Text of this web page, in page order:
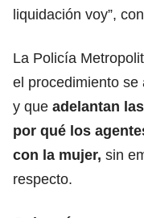
liquidación voy”,
La Policía
el procedimiento se
y que adelantan
por qué los
con la mujer, sin
respecto.